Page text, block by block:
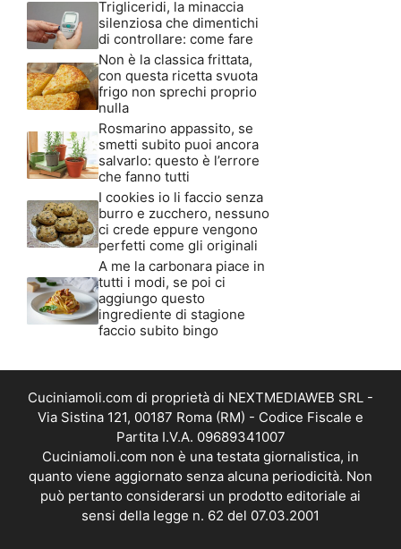
Trigliceridi, la minaccia
silenziosa che dimentichi
di controllare: come fare
Non è la classica frittata,
con questa ricetta svuota
frigo non sprechi proprio
nulla
Rosmarino appassito, se
smetti subito puoi ancora
salvarlo: questo è l’errore
che fanno tutti
I cookies io li faccio senza
burro e zucchero, nessuno
ci crede eppure vengono
perfetti come gli originali
A me la carbonara piace in
tutti i modi, se poi ci
aggiungo questo
ingrediente di stagione
faccio subito bingo
Cuciniamoli.com di proprietà di NEXTMEDIAWEB SRL -
Via Sistina 121, 00187 Roma (RM) - Codice Fiscale e
Partita I.V.A. 09689341007
Cuciniamoli.com non è una testata giornalistica, in
quanto viene aggiornato senza alcuna periodicità. Non
può pertanto considerarsi un prodotto editoriale ai
sensi della legge n. 62 del 07.03.2001